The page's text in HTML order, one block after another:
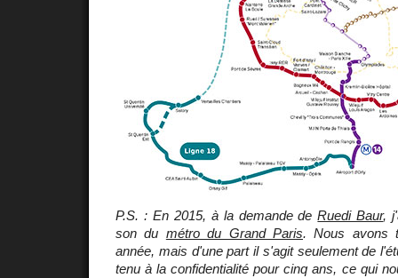
P.S. : En 2015, à la demande deRuedi Baur,
son du métro du Grand Paris. Nous avons
année, mais d'une part il s'agit seulement de
tenu à la confidentialité pour cinq ans, ce qui